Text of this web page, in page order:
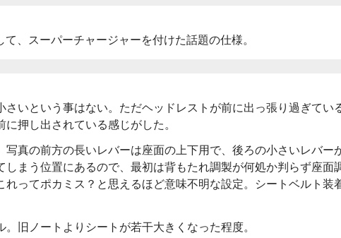
、スーパーチャージャーを付けた話題の仕様。
いという事はない。ただヘッドレストが前に出っ張り過ぎてい
押し出されている感じがした。
真の前方の長いレバーは座面の上下用で、後ろの小さいレバー
まう位置にあるので、最初は背もたれ調製が何処か判らず座面
ってポカミス？と思えるほど意味不明な設定。シートベルト装
旧ノートよりシートが若干大きくなった程度。